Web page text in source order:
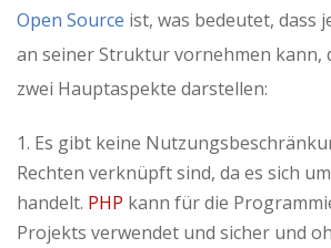
Open Source ist, was bedeutet, dass
an seiner Struktur vornehmen kann,
zwei Hauptaspekte darstellen:
Es gibt keine
Rechten verknüpft sind, da es sich um
handelt. PHP kann für die
Projekts verwendet und sicher und